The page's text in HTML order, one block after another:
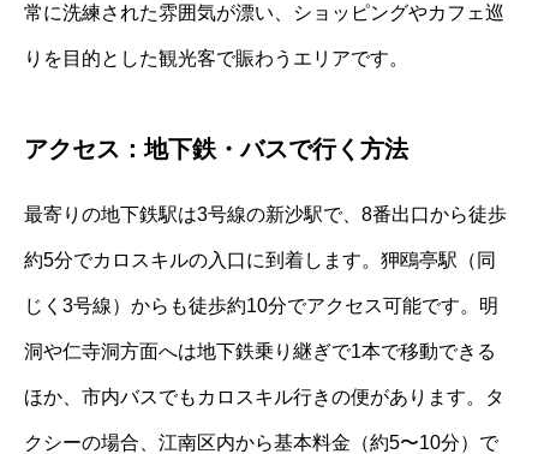
常に洗練された雰囲気が漂い、ショッピングやカフェ巡
りを目的とした観光客で賑わうエリアです。
アクセス：地下鉄・バスで行く方法
最寄りの地下鉄駅は3号線の新沙駅で、8番出口から徒歩
約5分でカロスキルの入口に到着します。狎鴎亭駅（同
じく3号線）からも徒歩約10分でアクセス可能です。明
洞や仁寺洞方面へは地下鉄乗り継ぎで1本で移動できる
ほか、市内バスでもカロスキル行きの便があります。タ
クシーの場合、江南区内から基本料金（約5〜10分）で